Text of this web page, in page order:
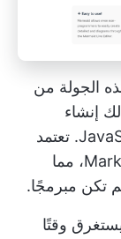
الجولة من
إنشاء
مخططات ورسوم بيانية باستخدام JavaScript. تعتمد
على تعريفات نصية مستوحاة من Markdown، مما
تكن مبرمجًا.
وقتًا